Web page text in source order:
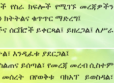
የስራ ክፍሎች የሚገኙ መረጃዎችን
ክትትልና ቁጥጥር ማድረግ፤
ይቀርጻል፤ ይዘረጋል፤ ለሥራ
እንዲፈቱ ያደርጋል፤
ይሰጣል፣ የመረጃ መረብ ሲስተም
በየወቅቱ ባክአፕ ይወስዳል፣